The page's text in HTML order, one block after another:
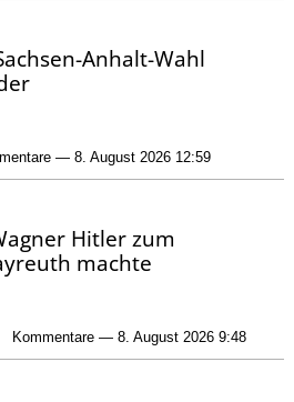
Anhalt-Wahl
— 8. August 2026 12:59
Hitler zum
machte
Kommentare — 8. August 2026 9:48